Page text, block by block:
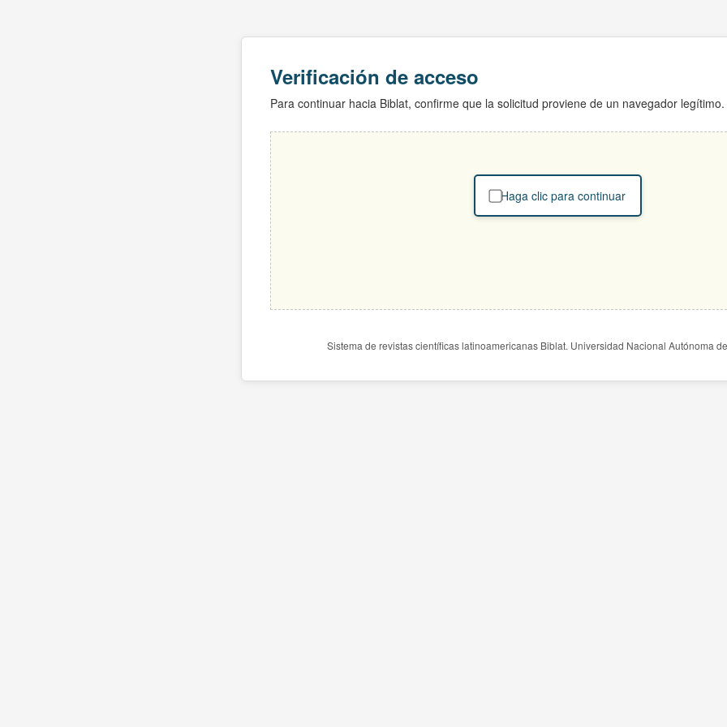
Verificación de acceso
Para continuar hacia Biblat, confirme que la solicitud proviene de un navegador legítimo.
Haga clic para continuar
Sistema de revistas científicas latinoamericanas Biblat. Universidad Nacional Autónoma